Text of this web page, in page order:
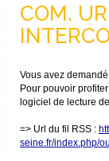
COM.
Vous avez
Pour pouvoir
logiciel de lecture
=> Url du fil RSS :
seine.fr/index.php/